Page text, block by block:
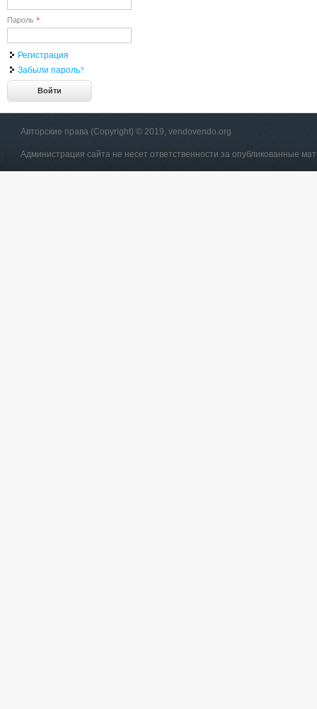
Пароль *
Регистрация
Забыли пароль?
Авторские права (Copyright) © 2019, vendovendo.org
Администрация сайта не несет ответственности за опубликованные